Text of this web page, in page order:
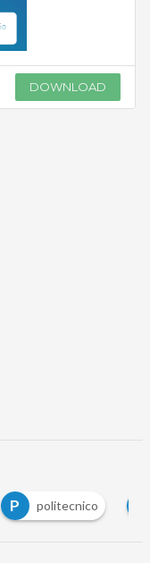
DOWNLOAD
P politecnico S